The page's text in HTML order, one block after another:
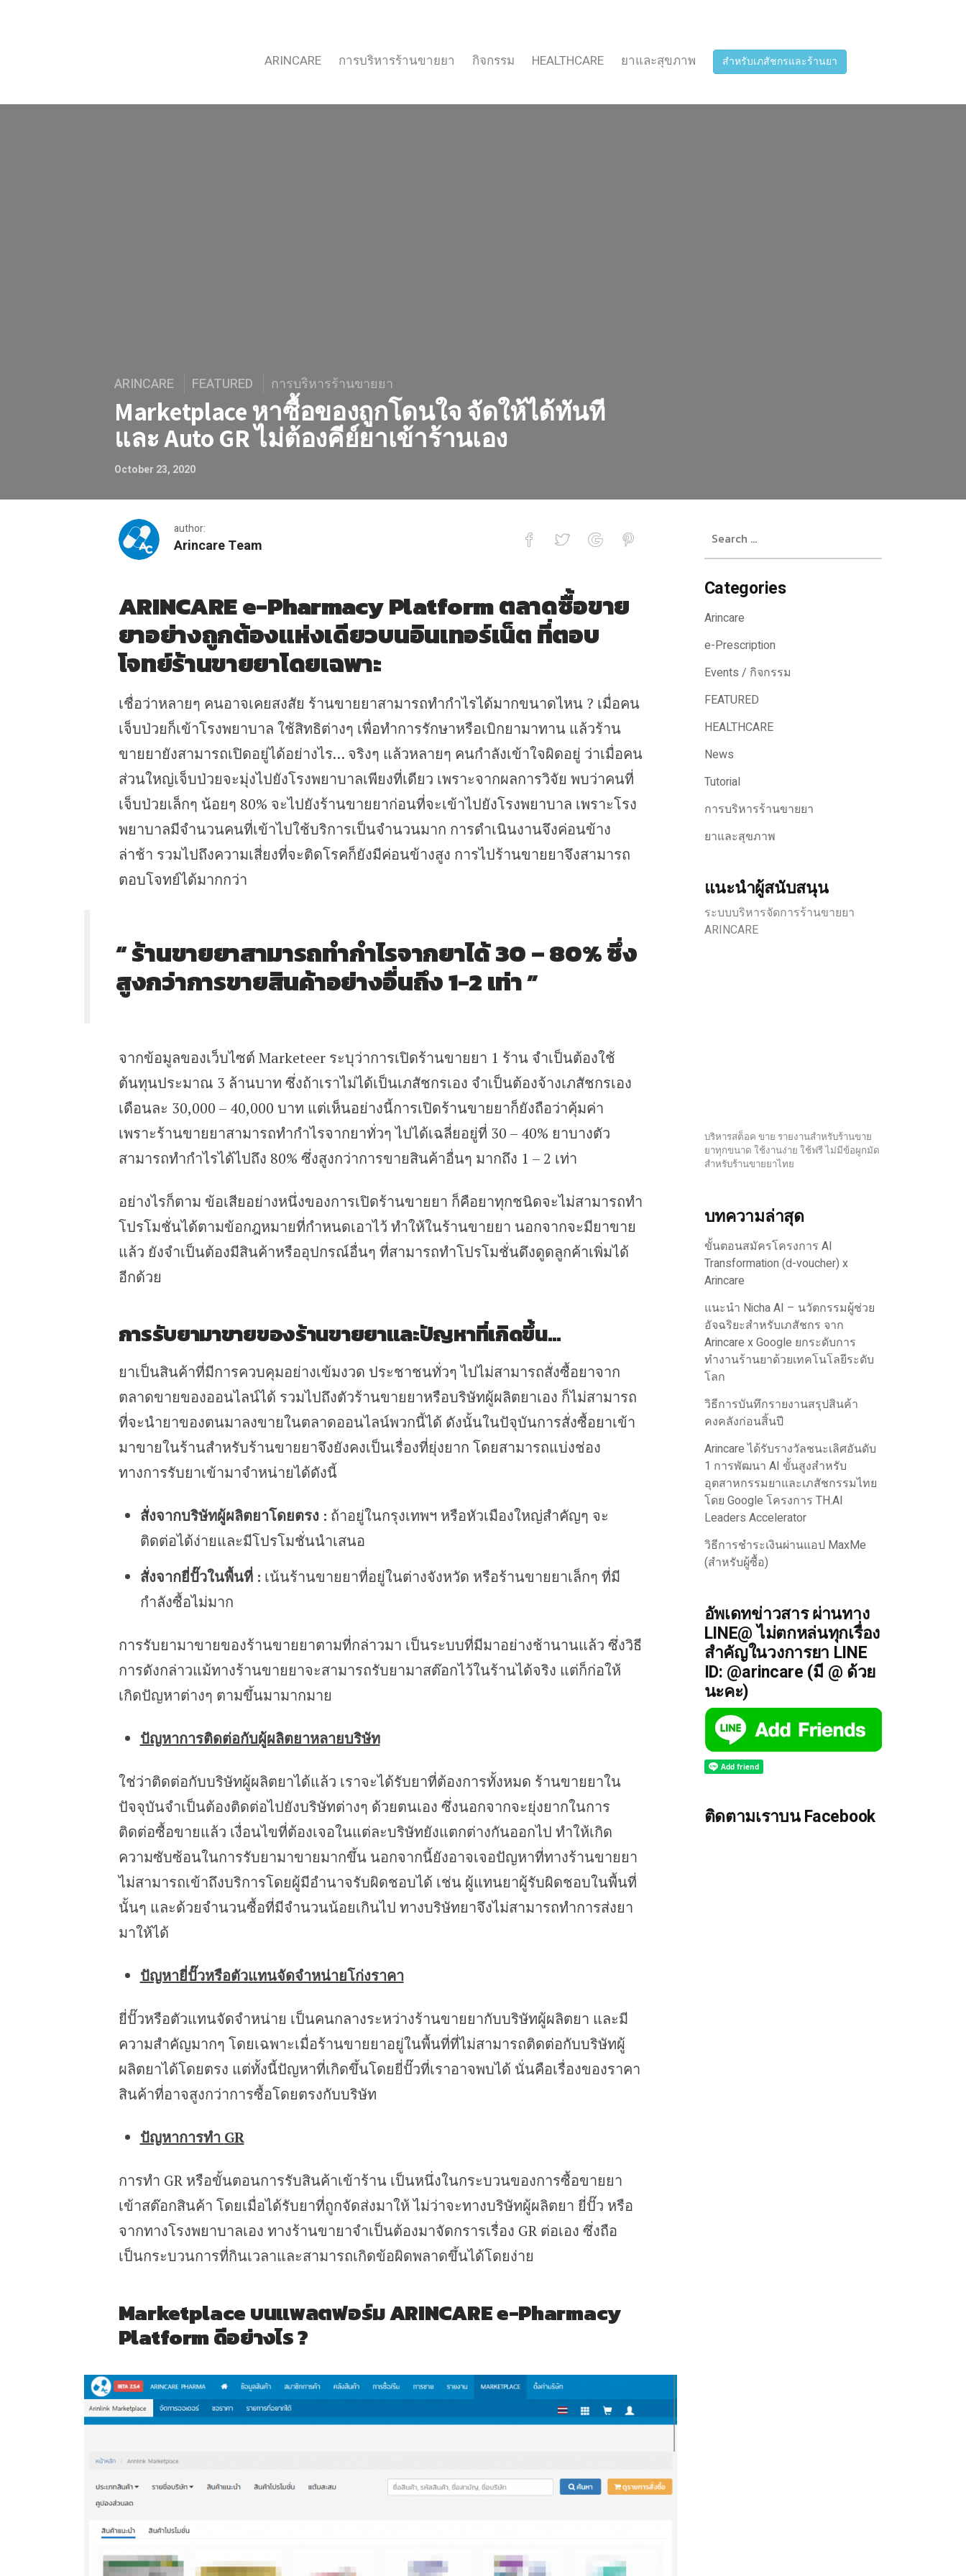
ARINCARE การบริหารร้านขายยา กิจกรรม HEALTHCARE ยาและสุขภาพ สำหรับเภสัชกรและร้านยา
ARINCARE FEATURED การบริหารร้านขายยา
Marketplace หาซื้อของถูกโดนใจ จัดให้ได้ทันที
และ Auto GR ไม่ต้องคีย์ยาเข้าร้านเอง
October 23, 2020
author:
Arincare Team
Marketplace หาซื้อของถูกโดนใจ จัดให้ได้ทันที และ Auto GR ไม่ต้องคีย์ยาเข้าร้านเอง
ARINCARE e-Pharmacy Platform ตลาดซื้อขาย
ยาอย่างถูกต้องแห่งเดียวบนอินเทอร์เน็ต ที่ตอบ
โจทย์ร้านขายยาโดยเฉพาะ
เชื่อว่าหลายๆ คนอาจเคยสงสัย ร้านขายยาสามารถทำกำไรได้มากขนาดไหน ? เมื่อคน
เจ็บป่วยก็เข้าโรงพยาบาล ใช้สิทธิต่างๆ เพื่อทำการรักษาหรือเบิกยามาทาน แล้วร้าน
ขายยายังสามารถเปิดอยู่ได้อย่างไร… จริงๆ แล้วหลายๆ คนกำลังเข้าใจผิดอยู่ ว่าเมื่อคน
ส่วนใหญ่เจ็บป่วยจะมุ่งไปยังโรงพยาบาลเพียงที่เดียว เพราะจากผลการวิจัย พบว่าคนที่
เจ็บป่วยเล็กๆ น้อยๆ 80% จะไปยังร้านขายยาก่อนที่จะเข้าไปยังโรงพยาบาล เพราะโรง
พยาบาลมีจำนวนคนที่เข้าไปใช้บริการเป็นจำนวนมาก การดำเนินงานจึงค่อนข้าง
ล่าช้า รวมไปถึงความเสี่ยงที่จะติดโรคก็ยังมีค่อนข้างสูง การไปร้านขายยาจึงสามารถ
ตอบโจทย์ได้มากกว่า
“ ร้านขายยาสามารถทำกำไรจากยาได้ 30 – 80% ซึ่ง
สูงกว่าการขายสินค้าอย่างอื่นถึง 1-2 เท่า ”
จากข้อมูลของเว็บไซต์ Marketeer ระบุว่าการเปิดร้านขายยา 1 ร้าน จำเป็นต้องใช้
ต้นทุนประมาณ 3 ล้านบาท ซึ่งถ้าเราไม่ได้เป็นเภสัชกรเอง จำเป็นต้องจ้างเภสัชกรเอง
เดือนละ 30,000 – 40,000 บาท แต่เห็นอย่างนี้การเปิดร้านขายยาก็ยังถือว่าคุ้มค่า
เพราะร้านขายยาสามารถทำกำไรจากยาทั่วๆ ไปได้เฉลี่ยอยู่ที่ 30 – 40% ยาบางตัว
สามารถทำกำไรได้ไปถึง 80% ซึ่งสูงกว่าการขายสินค้าอื่นๆ มากถึง 1 – 2 เท่า
อย่างไรก็ตาม ข้อเสียอย่างหนึ่งของการเปิดร้านขายยา ก็คือยาทุกชนิดจะไม่สามารถทำ
โปรโมชั่นได้ตามข้อกฎหมายที่กำหนดเอาไว้ ทำให้ในร้านขายยา นอกจากจะมียาขาย
แล้ว ยังจำเป็นต้องมีสินค้าหรืออุปกรณ์อื่นๆ ที่สามารถทำโปรโมชั่นดึงดูดลูกค้าเพิ่มได้
อีกด้วย
การรับยามาขายของร้านขายยาและปัญหาที่เกิดขึ้น…
ยาเป็นสินค้าที่มีการควบคุมอย่างเข้มงวด ประชาชนทั่วๆ ไปไม่สามารถสั่งซื้อยาจาก
ตลาดขายของออนไลน์ได้ รวมไปถึงตัวร้านขายยาหรือบริษัทผู้ผลิตยาเอง ก็ไม่สามารถ
ที่จะนำยาของตนมาลงขายในตลาดออนไลน์พวกนี้ได้ ดังนั้นในปัจุบันการสั่งซื้อยาเข้า
มาขายในร้านสำหรับร้านขายยาจึงยังคงเป็นเรื่องที่ยุ่งยาก โดยสามารถแบ่งช่อง
ทางการรับยาเข้ามาจำหน่ายได้ดังนี้
สั่งจากบริษัทผู้ผลิตยาโดยตรง : ถ้าอยู่ในกรุงเทพฯ หรือหัวเมืองใหญ่สำคัญๆ จะ
ติดต่อได้ง่ายและมีโปรโมชั่นนำเสนอ
สั่งจากยี่ปั๊วในพื้นที่ : เน้นร้านขายยาที่อยู่ในต่างจังหวัด หรือร้านขายยาเล็กๆ ที่มี
กำลังซื้อไม่มาก
การรับยามาขายของร้านขายยาตามที่กล่าวมา เป็นระบบที่มีมาอย่างช้านานแล้ว ซึ่งวิธี
การดังกล่าวแม้ทางร้านขายยาจะสามารถรับยามาสต๊อกไว้ในร้านได้จริง แต่ก็ก่อให้
เกิดปัญหาต่างๆ ตามขึ้นมามากมาย
ปัญหาการติดต่อกับผู้ผลิตยาหลายบริษัท
ใช่ว่าติดต่อกับบริษัทผู้ผลิตยาได้แล้ว เราจะได้รับยาที่ต้องการทั้งหมด ร้านขายยาใน
ปัจจุบันจำเป็นต้องติดต่อไปยังบริษัทต่างๆ ด้วยตนเอง ซึ่งนอกจากจะยุ่งยากในการ
ติดต่อซื้อขายแล้ว เงื่อนไขที่ต้องเจอในแต่ละบริษัทยังแตกต่างกันออกไป ทำให้เกิด
ความซับซ้อนในการรับยามาขายมากขึ้น นอกจากนี้ยังอาจเจอปัญหาที่ทางร้านขายยา
ไม่สามารถเข้าถึงบริการโดยผู้มีอำนาจรับผิดชอบได้ เช่น ผู้แทนยาผู้รับผิดชอบในพื้นที่
นั้นๆ และด้วยจำนวนซื้อที่มีจำนวนน้อยเกินไป ทางบริษัทยาจึงไม่สามารถทำการส่งยา
มาให้ได้
ปัญหายี่ปั๊วหรือตัวแทนจัดจำหน่ายโก่งราคา
ยี่ปั๊วหรือตัวแทนจัดจำหน่าย เป็นคนกลางระหว่างร้านขายยากับบริษัทผู้ผลิตยา และมี
ความสำคัญมากๆ โดยเฉพาะเมื่อร้านขายยาอยู่ในพื้นที่ที่ไม่สามารถติดต่อกับบริษัทผู้
ผลิตยาได้โดยตรง แต่ทั้งนี้ปัญหาที่เกิดขึ้นโดยยี่ปั๊วที่เราอาจพบได้ นั่นคือเรื่องของราคา
สินค้าที่อาจสูงกว่าการซื้อโดยตรงกับบริษัท
ปัญหาการทำ GR
การทำ GR หรือขั้นตอนการรับสินค้าเข้าร้าน เป็นหนึ่งในกระบวนของการซื้อขายยา
เข้าสต๊อกสินค้า โดยเมื่อได้รับยาที่ถูกจัดส่งมาให้ ไม่ว่าจะทางบริษัทผู้ผลิตยา ยี่ปั๊ว หรือ
จากทางโรงพยาบาลเอง ทางร้านขายาจำเป็นต้องมาจัดกรารเรื่อง GR ต่อเอง ซึ่งถือ
เป็นกระบวนการที่กินเวลาและสามารถเกิดข้อผิดพลาดขึ้นได้โดยง่าย
Marketplace บนแพลตฟอร์ม ARINCARE e-Pharmacy
Platform ดีอย่างไร ?
for:
Categories
Arincare
e-Prescription
Events / กิจกรรม
FEATURED
HEALTHCARE
News
Tutorial
การบริหารร้านขายยา
ยาและสุขภาพ
แนะนำผู้สนับสนุน
ระบบบริหารจัดการร้านขายยา
ARINCARE
บริหารสต็อค ขาย รายงานสำหรับร้านขาย
ยาทุกขนาด ใช้งานง่าย ใช้ฟรี ไม่มีข้อผูกมัด
สำหรับร้านขายยาไทย
บทความล่าสุด
ขั้นตอนสมัครโครงการ AI
Transformation (d-voucher) x
Arincare
แนะนำ Nicha AI – นวัตกรรมผู้ช่วย
อัจฉริยะสำหรับเภสัชกร จาก
Arincare x Google ยกระดับการ
ทำงานร้านยาด้วยเทคโนโลยีระดับ
โลก
วิธีการบันทึกรายงานสรุปสินค้า
คงคลังก่อนสิ้นปี
Arincare ได้รับรางวัลชนะเลิศอันดับ
1 การพัฒนา AI ขั้นสูงสำหรับ
อุตสาหกรรมยาและเภสัชกรรมไทย
โดย Google โครงการ TH.AI
Leaders Accelerator
วิธีการชำระเงินผ่านแอป MaxMe
(สำหรับผู้ซื้อ)
อัพเดทข่าวสาร ผ่านทาง
LINE@ ไม่ตกหล่นทุกเรื่อง
สำคัญในวงการยา LINE
ID: @arincare (มี @ ด้วย
นะคะ)
ติดตามเราบน Facebook